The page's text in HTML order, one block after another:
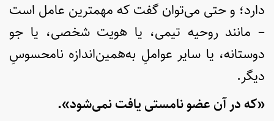
دارد؛ و حتی می‌توان گفت که مهمترین عامل است
– مانند روحیه تیمی، یا هویت شخصی، یا جو
دوستانه، یا سایر عواملِ به‌همین‌اندازه نامحسوسِ
دیگر.
«که در آن عضو نامستی یافت نمی‌شود».